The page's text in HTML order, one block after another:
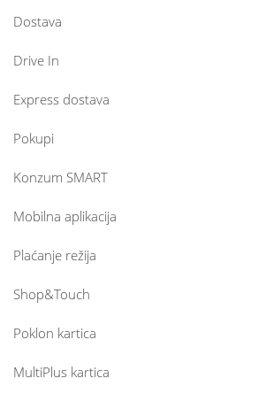
Dostava
Drive In
Express dostava
Pokupi
Konzum SMART
Mobilna aplikacija
Plaćanje režija
Shop&Touch
Poklon kartica
MultiPlus kartica